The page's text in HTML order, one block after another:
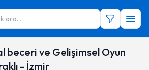
ara...
beceri ve Gelişimsel Oyun
- İzmir